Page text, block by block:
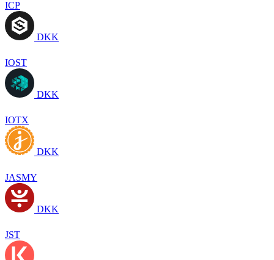
ICP
DKK
IOST
DKK
IOTX
DKK
JASMY
DKK
JST